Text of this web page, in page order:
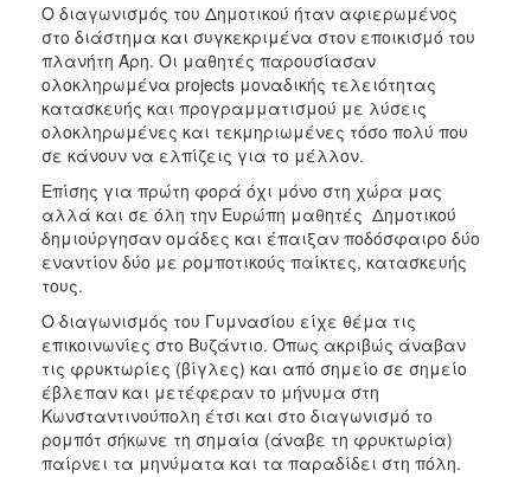
Ο διαγωνισμός του Δημοτικού ήταν αφιερωμένος
στο διάστημα και συγκεκριμένα στον εποικισμό του
πλανήτη Άρη. Οι μαθητές παρουσίασαν
ολοκληρωμένα projects μοναδικής τελειότητας
κατασκευής και προγραμματισμού με λύσεις
ολοκληρωμένες και τεκμηριωμένες τόσο πολύ που
σε κάνουν να ελπίζεις για το μέλλον.
Επίσης για πρώτη φορά όχι μόνο στη χώρα μας
αλλά και σε όλη την Ευρώπη μαθητές Δημοτικού
δημιούργησαν ομάδες και έπαιξαν ποδόσφαιρο δύο
εναντίον δύο με ρομποτικούς παίκτες, κατασκευής
τους.
Ο διαγωνισμός του Γυμνασίου είχε θέμα τις
επικοινωνίες στο Βυζάντιο. Όπως ακριβώς άναβαν
τις φρυκτωρίες (βίγλες) και από σημείο σε σημείο
έβλεπαν και μετέφεραν το μήνυμα στη
Κωνσταντινούπολη έτσι και στο διαγωνισμό το
ρομπότ σήκωνε τη σημαία (άναβε τη φρυκτωρία)
παίρνει τα μηνύματα και τα παραδίδει στη πόλη.